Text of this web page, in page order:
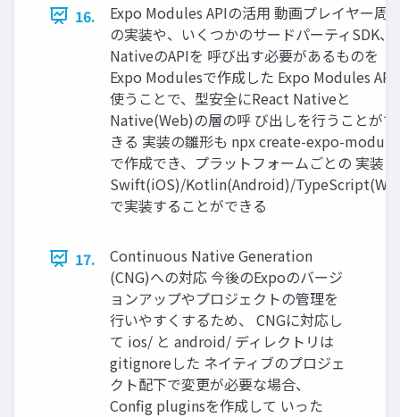
16.
Expo Modules APIの活用 動画プレイヤー周
の実装や、いくつかのサードパーティSDK、
NativeのAPIを 呼び出す必要があるものを
Expo Modulesで作成した Expo Modules API
使うことで、型安全にReact Nativeと
Native(Web)の層の呼 び出しを行うことがで
きる 実装の雛形も npx create-expo-module
で作成でき、プラットフォームごとの 実装を
Swift(iOS)/Kotlin(Android)/
で実装することができる
17.
Continuous Native Generation
(CNG)への対応 今後のExpoのバージ
ョンアップやプロジェクトの管理を
行いやすくするため、 CNGに対応し
て ios/ と android/ ディレクトリは
gitignoreした ネイティブのプロジェ
クト配下で変更が必要な場合、
Config pluginsを作成して いった